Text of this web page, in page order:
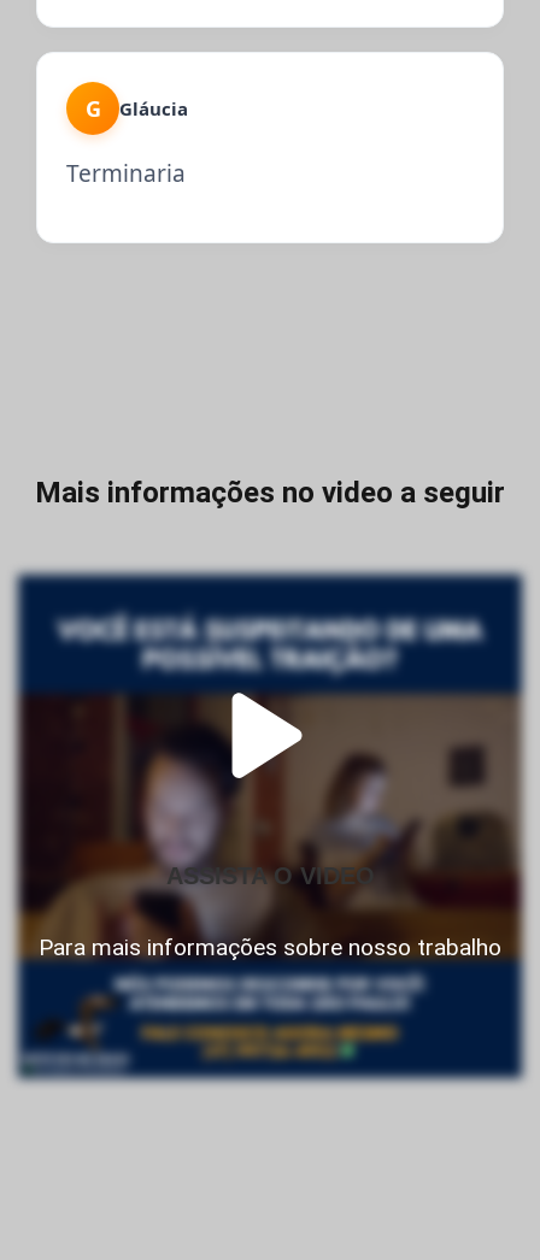
G Gláucia
Terminaria
Mais informações no video a seguir
ASSISTA O VIDEO
Para mais informações sobre nosso trabalho